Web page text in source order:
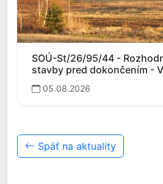
SOÚ-St/26/95/44 -
stavby pred dokončením -
05.08.2026
Späť na aktuality